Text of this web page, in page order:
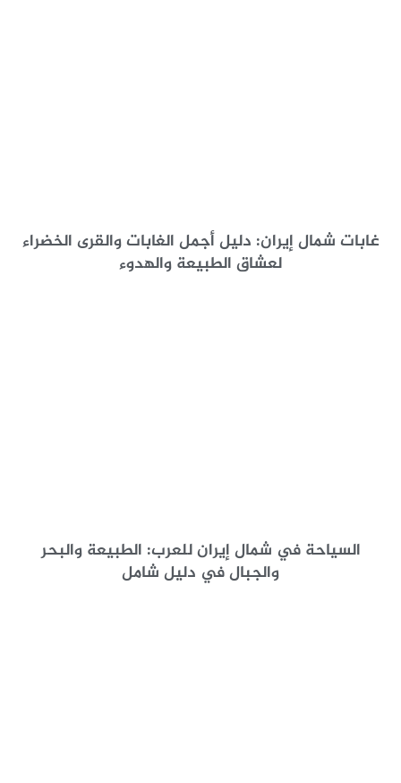
غابات شمال إيران: دليل أجمل الغابات والقرى الخضراء
لعشاق الطبيعة والهدوء
السياحة في شمال إيران للعرب: الطبيعة والبحر
والجبال في دليل شامل